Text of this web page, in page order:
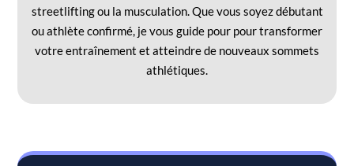
streetlifting ou la musculation. Que vous soyez débutant
ou athlète confirmé, je vous guide pour pour transformer
votre entraînement et atteindre de nouveaux sommets
athlétiques.